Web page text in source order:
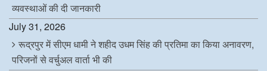
व्यवस्थाओं की दी जानकारी
July 31, 2026
रूद्रपुर में सीएम धामी ने शहीद उधम सिंह की प्रतिमा का किया अनावरण,
परिजनों से वर्चुअल वार्ता भी की